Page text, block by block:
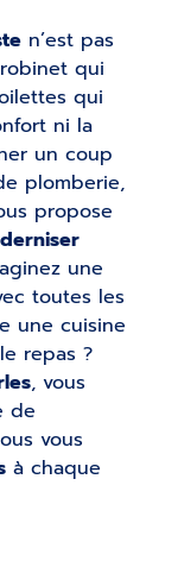
n’est pas
qui
qui
ni la
un coup
plomberie,
propose
une
toutes les
une cuisine
repas ?
, vous
de
vous
à chaque